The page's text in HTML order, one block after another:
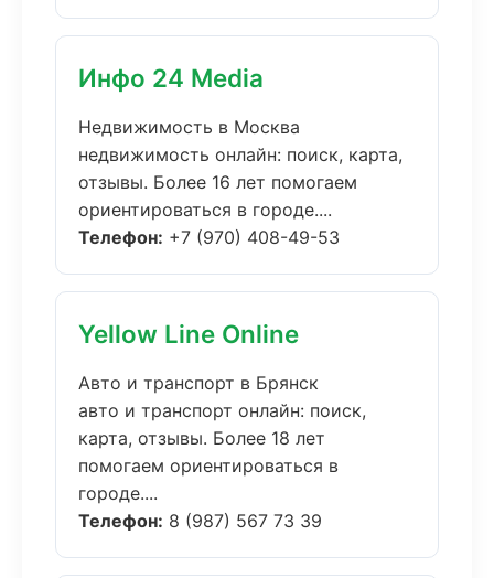
Инфо 24 Media
Недвижимость в Москва
недвижимость онлайн: поиск, карта,
отзывы. Более 16 лет помогаем
ориентироваться в городе....
Телефон: +7 (970) 408-49-53
Yellow Line Online
Авто и транспорт в Брянск
авто и транспорт онлайн: поиск,
карта, отзывы. Более 18 лет
помогаем ориентироваться в
городе....
Телефон: 8 (987) 567 73 39